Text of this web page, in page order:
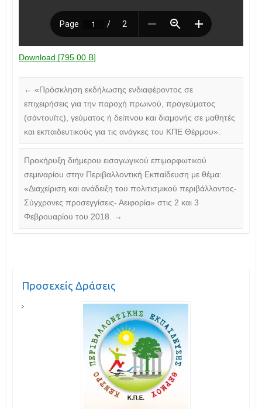
Download [795.00 B]
← «Πρόσκληση εκδήλωσης ενδιαφέροντος σε
επιχειρήσεις για την παροχή πρωινού, προγεύματος
(σάντουϊτς), γεύματος ή δείπνου και διαμονής σε μαθητές
και εκπαιδευτικούς για τις ανάγκες του ΚΠΕ Θέρμου».
Προκήρυξη διήμερου εισαγωγικού επιμορφωτικού
σεμιναρίου στην Περιβαλλοντική Εκπαίδευση με θέμα:
«Διαχείριση και ανάδειξη του πολιτισμικού περιβάλλοντος-
Σύγχρονες προσεγγίσεις- Αειφορία» στις 2 και 3
Φεβρουαρίου του 2018.
→
Προσεχείς Δράσεις